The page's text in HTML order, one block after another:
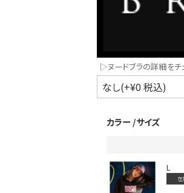
インスタ写真投稿キャンペーン！
▷ヌードブラの詳細をチ
カラー サイズ
L